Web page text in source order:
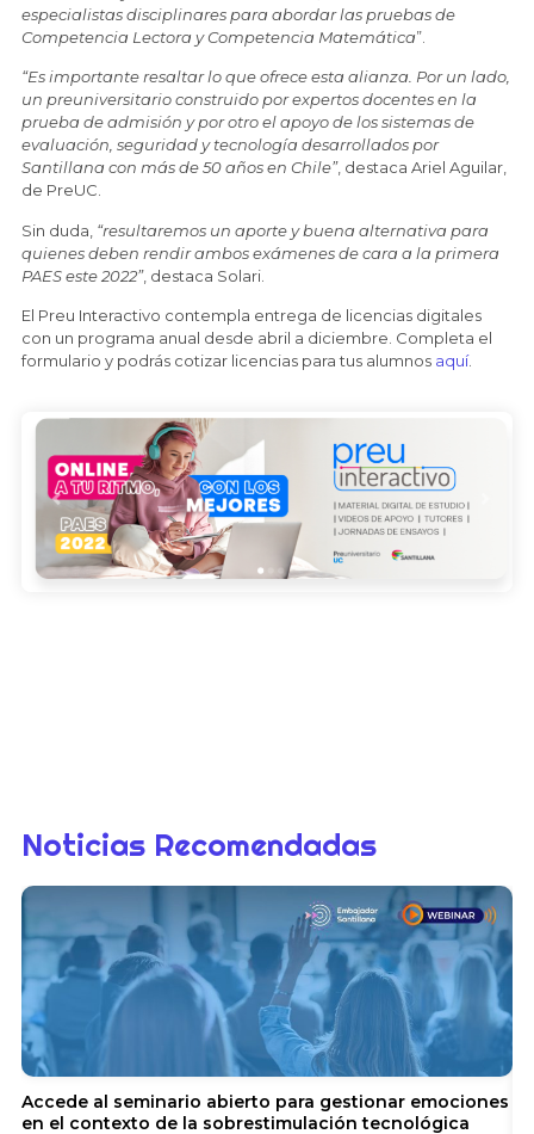
especialistas disciplinares para abordar las pruebas de
Competencia Lectora y Competencia Matemática”.
“Es importante resaltar lo que ofrece esta alianza. Por un lado,
un preuniversitario construido por expertos docentes en la
prueba de admisión y por otro el apoyo de los sistemas de
evaluación, seguridad y tecnología desarrollados por
Santillana con más de 50 años en Chile”, destaca Ariel Aguilar,
de PreUC.
Sin duda, “resultaremos un aporte y buena alternativa para
quienes deben rendir ambos exámenes de cara a la primera
PAES este 2022”, destaca Solari.
El Preu Interactivo contempla entrega de licencias digitales
con un programa anual desde abril a diciembre. Completa el
formulario y podrás cotizar licencias para tus alumnos aquí.
Noticias Recomendadas
Accede al seminario abierto para gestionar emociones
en el contexto de la sobrestimulación tecnológica